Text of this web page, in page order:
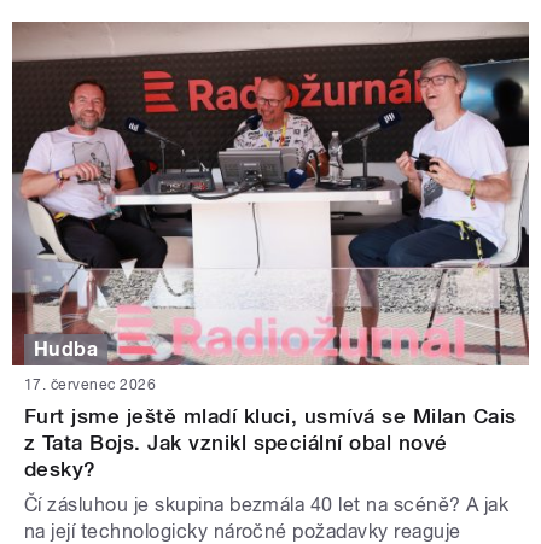
Hudba
17. červenec 2026
Furt jsme ještě mladí kluci, usmívá se Milan Cais
z Tata Bojs. Jak vznikl speciální obal nové
desky?
Čí zásluhou je skupina bezmála 40 let na scéně? A jak
na její technologicky náročné požadavky reaguje